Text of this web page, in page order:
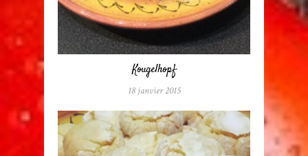
Kougelhopf
18 janvier 2015